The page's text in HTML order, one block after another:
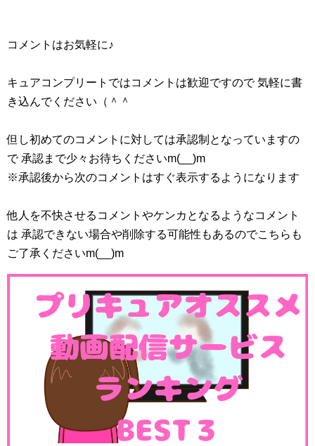
コメントはお気軽に♪
キュアコンプリートではコメントは歓迎ですので 気軽に書
き込んでください（＾＾
但し初めてのコメントに対しては承認制となっていますの
で 承認まで少々お待ちくださいm(__)m
※承認後から次のコメントはすぐ表示するようになります
他人を不快させるコメントやケンカとなるようなコメント
は 承認できない場合や削除する可能性もあるのでこちらも
ご了承くださいm(__)m